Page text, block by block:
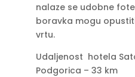
nalaze se udobne
boravka mogu
vrtu.
Udaljenost hotela
Podgorica – 33 km